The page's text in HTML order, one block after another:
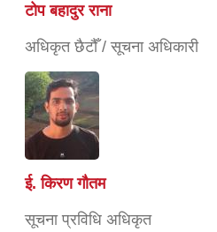
टोप बहादुर राना
अधिकृत छैटौँ / सूचना अधिकारी
ई. किरण गौतम
सूचना प्रविधि अधिकृत